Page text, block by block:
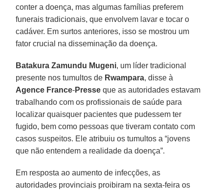
conter a doença, mas algumas famílias preferem
funerais tradicionais, que envolvem lavar e tocar o
cadáver. Em surtos anteriores, isso se mostrou um
fator crucial na disseminação da doença.
Batakura Zamundu Mugeni, um líder tradicional
presente nos tumultos de Rwampara, disse à
Agence France-Presse que as autoridades estavam
trabalhando com os profissionais de saúde para
localizar quaisquer pacientes que pudessem ter
fugido, bem como pessoas que tiveram contato com
casos suspeitos. Ele atribuiu os tumultos a “jovens
que não entendem a realidade da doença”.
Em resposta ao aumento de infecções, as
autoridades provinciais proibiram na sexta-feira os